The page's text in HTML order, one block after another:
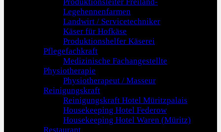
Legehennenfarmen
Landwirt / Servicetechniker
Käser für Hofkäse
Produktionshelfer Käserei
Pflegefachkraft
Medizinische Fachangestellte
Physiotherapie
Physiotherapeut / Masseur
Reinigungskraft
Reinigungskraft Hotel Müritzpalais
Housekeeping Hotel Federow
Housekeeping Hotel Waren (Müritz)
Restaurant